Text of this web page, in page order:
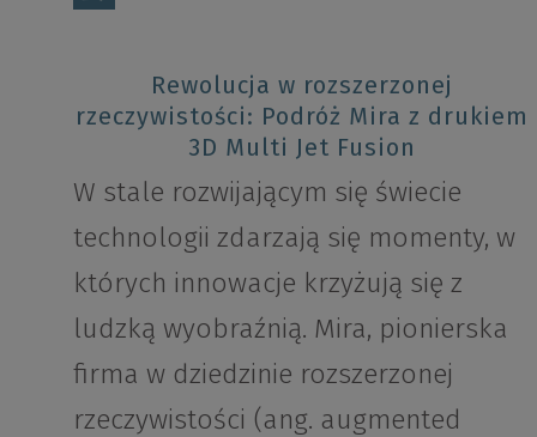
Rewolucja w rozszerzonej
rzeczywistości: Podróż Mira z drukiem
3D Multi Jet Fusion
W stale rozwijającym się świecie
technologii zdarzają się momenty, w
których innowacje krzyżują się z
ludzką wyobraźnią. Mira, pionierska
firma w dziedzinie rozszerzonej
rzeczywistości (ang. augmented